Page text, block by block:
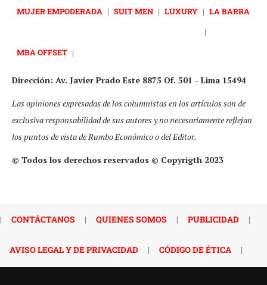
MUJER EMPODERADA | SUIT MEN | LUXURY | LA BARRA
|
MBA OFFSET |
Dirección: Av. Javier Prado Este 8875 Of. 501 - Lima 15494
Las opiniones expresadas de los columnistas en los artículos son de
exclusiva responsabilidad de sus autores y no necesariamente reflejan
los puntos de vista de Rumbo Económico o del Editor.
© Todos los derechos reservados © Copyrigth 2023
| CONTÁCTANOS | QUIENES SOMOS | PUBLICIDAD |
AVISO LEGAL Y DE PRIVACIDAD | CÓDIGO DE ÉTICA |